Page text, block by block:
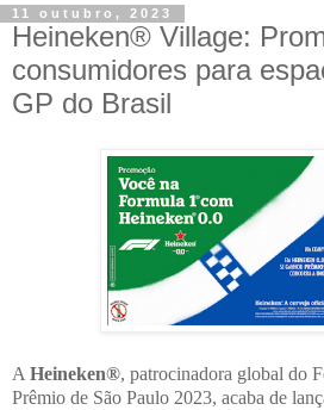
11 outubro, 2023
Heineken® Village:
consumidores para
GP do Brasil
A Heineken®, patrocinadora global do
Prêmio de São Paulo 2023, acaba de